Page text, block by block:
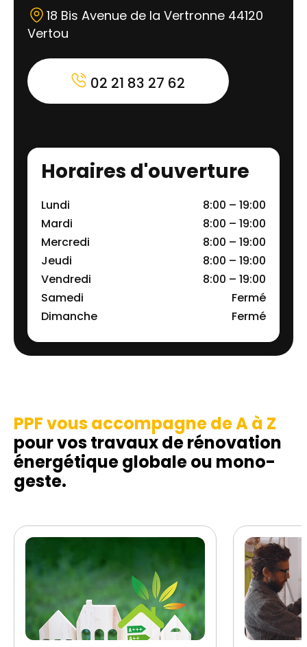
18 Bis Avenue de la Vertronne 44120
Vertou
02 21 83 27 62
Horaires d'ouverture
Lundi
8:00 – 19:00
Mardi
8:00 – 19:00
Mercredi
8:00 – 19:00
Jeudi
8:00 – 19:00
Vendredi
8:00 – 19:00
Samedi
Fermé
Dimanche
Fermé
PPF vous accompagne de A à Z
pour vos travaux de rénovation
énergétique globale ou mono-
geste.